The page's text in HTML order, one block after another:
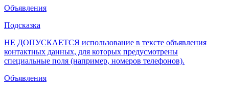
Объявления
Подсказка
НЕ ДОПУСКАЕТСЯ использование в тексте объявления
контактных данных, для которых предусмотрены
специальные поля (например, номеров телефонов).
Объявления